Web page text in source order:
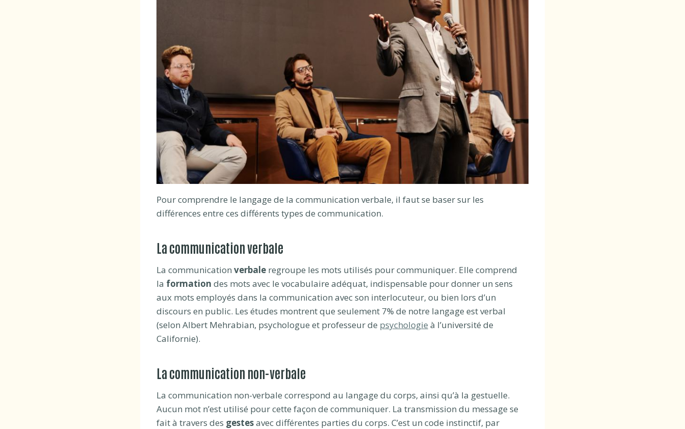
Pour comprendre le langage de la communication verbale, il faut se baser sur les
différences entre ces différents types de communication.
La communication verbale
La communication verbale regroupe les mots utilisés pour communiquer. Elle comprend
la formation des mots avec le vocabulaire adéquat, indispensable pour donner un sens
aux mots employés dans la communication avec son interlocuteur, ou bien lors d’un
discours en public. Les études montrent que seulement 7% de notre langage est verbal
(selon Albert Mehrabian, psychologue et professeur de psychologie à l’université de
Californie).
La communication non-verbale
La communication non-verbale correspond au langage du corps, ainsi qu’à la gestuelle.
Aucun mot n’est utilisé pour cette façon de communiquer. La transmission du message se
fait à travers des gestesavec différentes parties du corps. C’est un code instinctif, par